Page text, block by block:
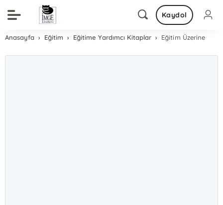
Kaydol
Anasayfa Eğitim Eğitime Yardımcı Kitaplar Eğitim Üzerine